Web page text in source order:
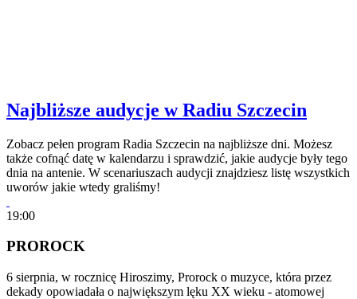
Najbliższe audycje w Radiu Szczecin
Zobacz pełen program Radia Szczecin na najbliższe dni. Możesz
także cofnąć datę w kalendarzu i sprawdzić, jakie audycje były tego
dnia na antenie. W scenariuszach audycji znajdziesz listę wszystkich
uworów jakie wtedy graliśmy!
19:00
PROROCK
6 sierpnia, w rocznicę Hiroszimy, Prorock o muzyce, która przez
dekady opowiadała o największym lęku XX wieku - atomowej